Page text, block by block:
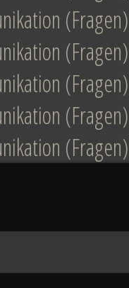
(Fragen)
(Fragen)
(Fragen)
(Fragen)
(Fragen)